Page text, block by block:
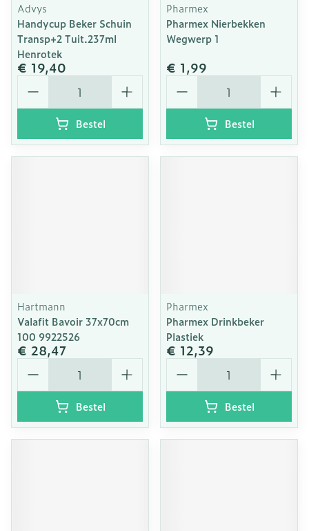
Advys
Handycup Beker Schuin
Transp+2 Tuit.237ml
Henrotek
€ 19,40
Aantal
Bestel
Pharmex
Pharmex Nierbekken
Wegwerp 1
€ 1,99
Aantal
Bestel
Hartmann
Valafit Bavoir 37x70cm
100 9922526
€ 28,47
Aantal
Bestel
Pharmex
Pharmex Drinkbeker
Plastiek
€ 12,39
Aantal
Bestel